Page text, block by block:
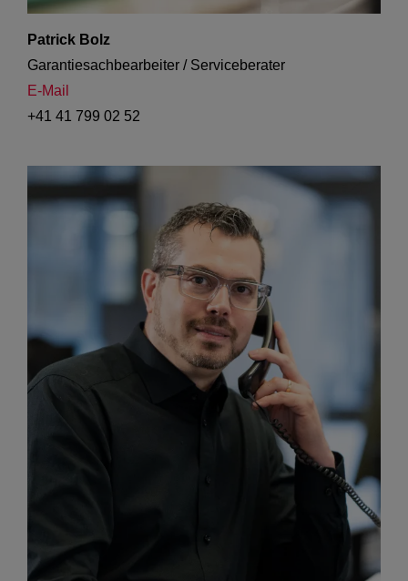
Patrick Bolz
Garantiesachbearbeiter / Serviceberater
E-Mail
+41 41 799 02 52